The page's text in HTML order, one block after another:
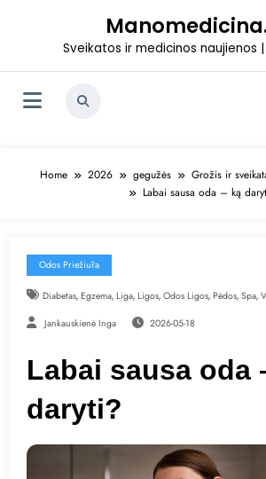
Sveikatos ir medicinos naujienos
Home 2026 gegužės Grožis ir
Labai sausa oda – ką
Odos Priežiūra
Diabetas, Egzema, Liga, Ligos, Odos Ligos, Pėdos, Spa,
Jankauskienė Inga 2026-05-18
Labai sausa oda
daryti?